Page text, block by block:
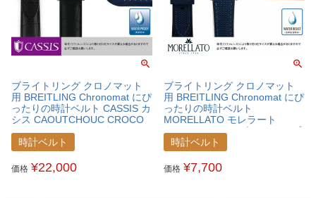
ブライトリング クロノマット
用 BREITLING Chronomat にぴ
ったりの時計ベルト CASSIS カ
シス CAOUTCHOUC CROCO
カウチッククロコ カウチックラ
バー 時計ベルト
U0043001BRECNM
時計ベルト
価格 ¥22,000
ブライトリング クロノマット
用 BREITLING Chronomat にぴ
ったりの時計ベルト
MORELLATO モレラート
NETBALL ネットボール ファブ
リック 時計ベルト
X5122C62BRECNM
時計ベルト
価格 ¥7,700